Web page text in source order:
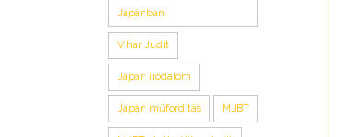
Japánban
Vihar Judit
Japán irodalom
Japán műfordítás MJBT